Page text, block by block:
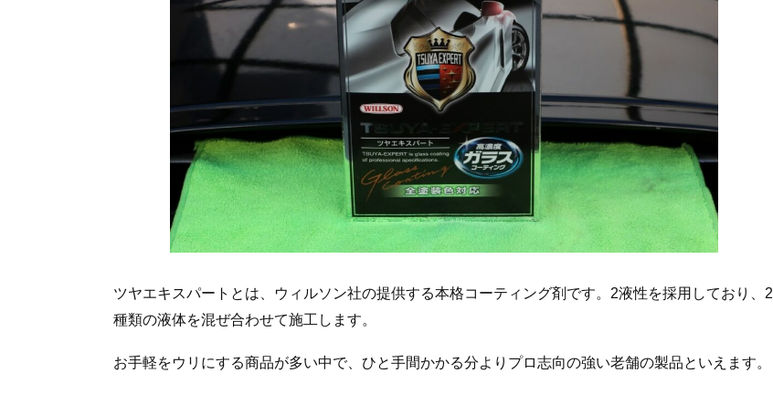
ツヤエキスパートとは、ウィルソン社の提供する本格コーティング剤です。2液性を採用しており、2
種類の液体を混ぜ合わせて施工します。
お手軽をウリにする商品が多い中で、ひと手間かかる分よりプロ志向の強い老舗の製品といえます。